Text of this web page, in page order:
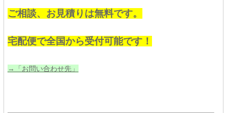
ご相談、お見積りは無料です。
宅配便で全国から受付可能です！
→「お問い合わせ先」